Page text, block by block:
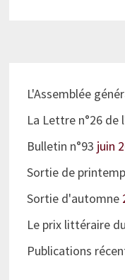
L'Assemblée
La Lettre n°26 de
Bulletin n°93 juin
Sortie de
Sortie d'automne
Le prix littéraire
Publications